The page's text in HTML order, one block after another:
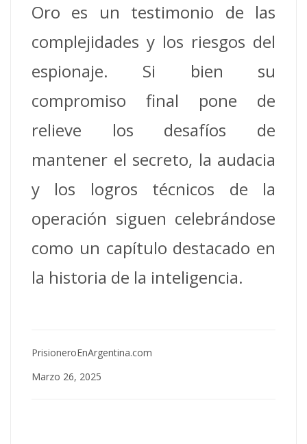
Oro es un testimonio de las
complejidades y los riesgos del
espionaje. Si bien su
compromiso final pone de
relieve los desafíos de
mantener el secreto, la audacia
y los logros técnicos de la
operación siguen celebrándose
como un capítulo destacado en
la historia de la inteligencia.
PrisioneroEnArgentina.com
Marzo 26, 2025